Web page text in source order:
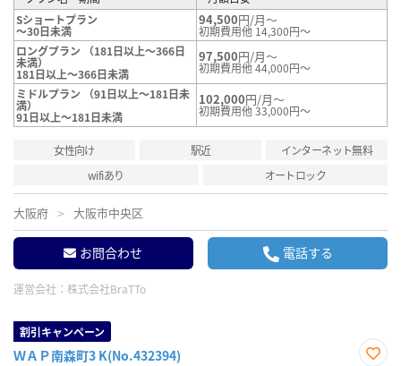
Sショートプラン
～30日未満
94,500円/月～
初期費用他 14,300円～
ロングプラン （181日以上～366日
未満）
181日以上～366日未満
97,500円/月～
初期費用他 44,000円～
ミドルプラン （91日以上～181日未
満）
91日以上～181日未満
102,000円/月～
初期費用他 33,000円～
女性向け 駅近
インターネット無料
wifiあり
オートロック
大阪府 大阪市中央区
お問合わせ 電話する
運営会社： 株式会社BraTTo
割引キャンペーン
ＷＡＰ南森町3 K(No.432394)